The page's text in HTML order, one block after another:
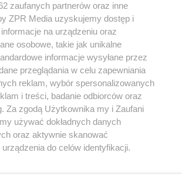
w serwisie nie może być powielany i
dalej rozpowszechniany w jakikolwiek sposób (w
lub mechaniczny) na jakimkolwiek polu
formie, włącznie z umieszczaniem w
zgody właściciela praw. Jakiekolwiek użycie lub
w całości lub w części z naruszeniem prawa,
jest zabronione pod groźbą kary i może być
zaufanych partnerów oraz inne
ZPR Media uzyskujemy dostęp i
na urządzeniu oraz
osobowe, takie jak unikalne
informacje wysyłane przez
przeglądania w celu zapewniania
reklam, wybór spersonalizowanych
i treści, badanie odbiorców oraz
Za zgodą Użytkownika my i Zaufani
używać dokładnych danych
oraz aktywnie skanować
do celów identyfikacji.